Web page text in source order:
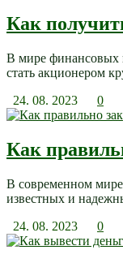
Как
В мире финансовых
стать акционером
24. 08. 2023
0
Как
В современном
известных и
24. 08. 2023
0